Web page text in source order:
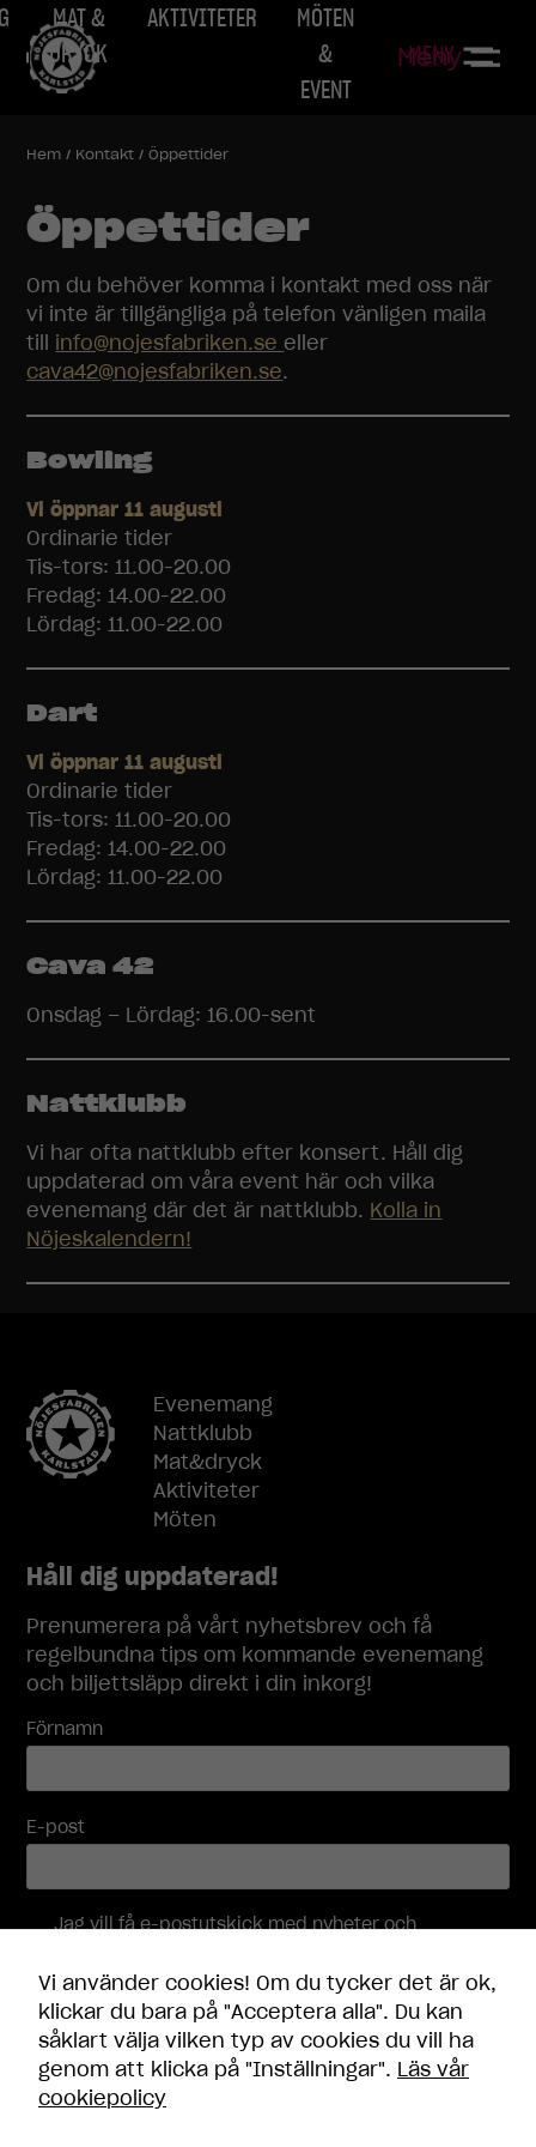
MAT &
DRYCK
AKTIVITETER
MÖTEN
&
EVENT
MENY
Meny
Hem / Kontakt /Öppettider
Öppettider
Om du behöver komma i kontakt med oss när
vi inte är tillgängliga på telefon vänligen maila
till info@nojesfabriken.se eller
cava42@nojesfabriken.se.
Bowling
Vi öppnar 11 augusti
Ordinarie tider
Tis-tors: 11.00-20.00
Fredag: 14.00-22.00
Lördag: 11.00-22.00
Dart
Vi öppnar 11 augusti
Ordinarie tider
Tis-tors: 11.00-20.00
Fredag: 14.00-22.00
Lördag: 11.00-22.00
Cava 42
Onsdag – Lördag: 16.00-sent
Nattklubb
Vi har ofta nattklubb efter konsert. Håll dig
uppdaterad om våra event här och vilka
evenemang där det är nattklubb. Kolla in
Nöjeskalendern!
Evenemang
Nattklubb
Mat&dryck
Aktiviteter
Möten
Håll dig uppdaterad!
Prenumerera på vårt nyhetsbrev och få
regelbundna tips om kommande evenemang
och biljettsläpp direkt i din inkorg!
Förnamn
E-post
Jag vill få e-postutskick med nyheter och
personuppgifter behandlas i enlighet med
integritetspolicyn.
Skicka
Vi använder cookies! Om du tycker det är ok,
klickar du bara på "Acceptera alla". Du kan
såklart välja vilken typ av cookies du vill ha
genom att klicka på "Inställningar". Läs vår
cookiepolicy
Dessa
cookies går
inte att välja
bort. De
behövs för